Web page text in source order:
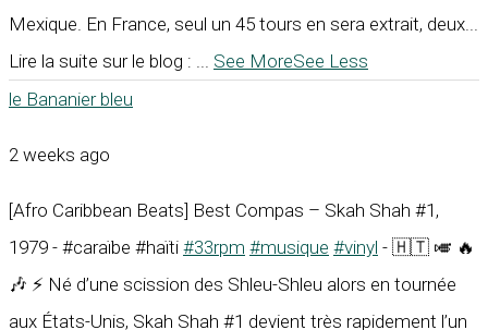
Mexique. En France, seul un 45 tours en sera extrait, deux...
Lire la suite sur le blog : ... See MoreSee Less
le Bananier bleu
2 weeks ago
[Afro Caribbean Beats] Best Compas – Skah Shah #1,
1979 - #caraïbe #haïti #33rpm #musique #vinyl - 🇭🇹 🎺 🔥
🎶 ⚡ Né d’une scission des Shleu-Shleu alors en tournée
aux États-Unis, Skah Shah #1 devient très rapidement l’un